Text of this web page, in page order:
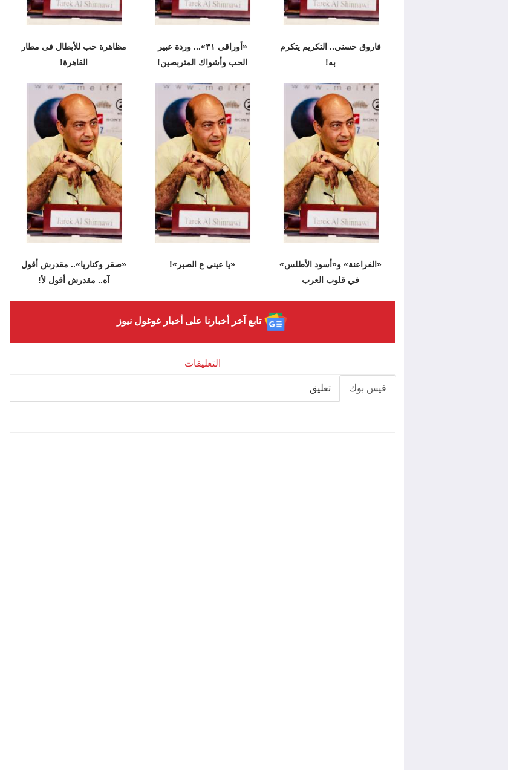
فاروق حسني.. التكريم يتكرم
به!
«أوراقى ٣١»... وردة عبير
الحب وأشواك المتربصين!
مظاهرة حب للأبطال فى مطار
القاهرة!
«الفراعنة» و«أسود الأطلس»
في قلوب العرب
«يا عينى ع الصبر»!
«صقر وكناريا».. مقدرش أقول
آه.. مقدرش أقول لأ!
تابع آخر أخبارنا على أخبار غوغول نيوز
التعليقات
فيس بوك تعليق